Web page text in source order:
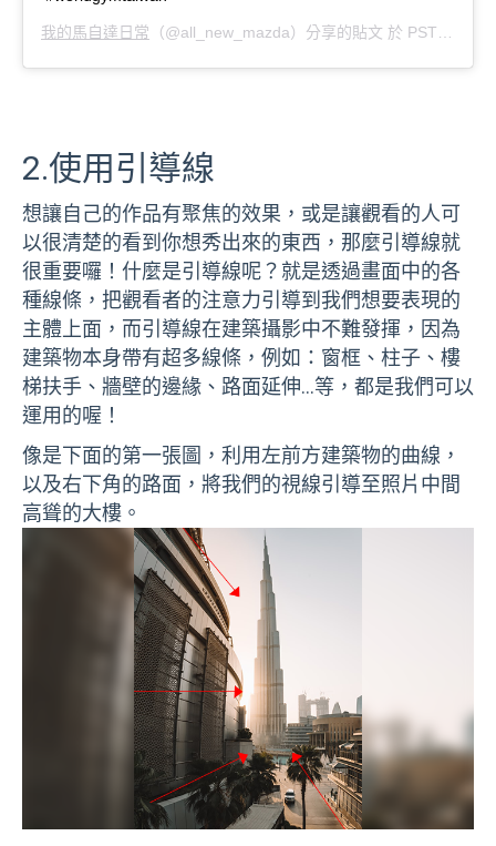
我的馬自達日常 （@all_new_mazda）分享的貼文 於 PST 2020 年 2月 月 2 日 下午 9:29
2.使用引導線
想讓自己的作品有聚焦的效果，或是讓觀看的人可
以很清楚的看到你想秀出來的東西，那麼引導線就
很重要囉！什麼是引導線呢？就是透過畫面中的各
種線條，把觀看者的注意力引導到我們想要表現的
主體上面，而引導線在建築攝影中不難發揮，因為
建築物本身帶有超多線條，例如：窗框、柱子、樓
梯扶手、牆壁的邊緣、路面延伸…等，都是我們可以
運用的喔！
像是下面的第一張圖，利用左前方建築物的曲線，
以及右下角的路面，將我們的視線引導至照片中間
高聳的大樓。